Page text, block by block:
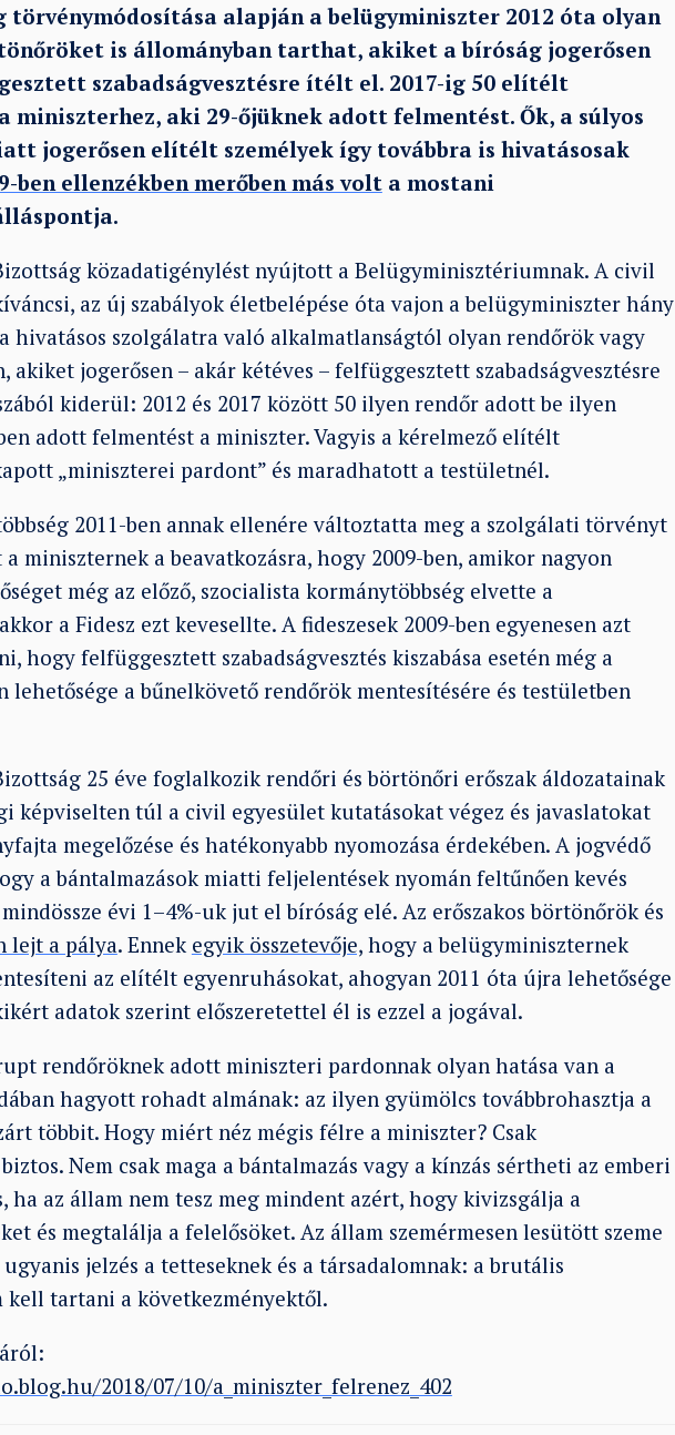
törvénymódosítása alapján a belügyminiszter 2012 óta olyan
is állományban tarthat, akiket a bíróság jogerősen
szabadságvesztésre ítélt el. 2017-ig 50 elítélt
miniszterhez, aki 29-őjüknek adott felmentést. Ők, a súlyos
jogerősen elítélt személyek így továbbra is hivatásosak
ben ellenzékben merőben más volta mostani
közadatigénylést nyújtott a Belügyminisztériumnak. A civil
az új szabályok életbelépése óta vajon a belügyminiszter hány
hivatásos szolgálatra való alkalmatlanságtól olyan rendőrök vagy
akiket jogerősen – akár kétéves – felfüggesztett szabadságvesztésre
kiderül: 2012 és 2017 között 50 ilyen rendőr adott be ilyen
adott felmentést a miniszter. Vagyis a kérelmező elítélt
„miniszterei pardont” és maradhatott a testületnél.
2011-ben annak ellenére változtatta meg a szolgálati törvényt
miniszternek a beavatkozásra, hogy 2009-ben, amikor nagyon
még az előző, szocialista kormánytöbbség elvette a
a Fidesz ezt kevesellte. A fideszesek 2009-ben egyenesen azt
hogy felfüggesztett szabadságvesztés kiszabása esetén még a
lehetősége a bűnelkövető rendőrök mentesítésére és testületben
25 éve foglalkozik rendőri és börtönőri erőszak áldozatainak
képviselten túl a civil egyesület kutatásokat végez és javaslatokat
megelőzése és hatékonyabb nyomozása érdekében. A jogvédő
a bántalmazások miatti feljelentések nyomán feltűnően kevés
évi 1–4%-uk jut el bíróság elé. Az erőszakos börtönőrök és
lejt a pálya. Ennek egyik összetevője,hogy a belügyminiszternek
az elítélt egyenruhásokat, ahogyan 2011 óta újra lehetősége
adatok szerint előszeretettel él is ezzel a jogával.
rendőröknek adott miniszteri pardonnak olyan hatása van a
hagyott rohadt almának: az ilyen gyümölcs továbbrohasztja a
többit. Hogy miért néz mégis félre a miniszter? Csak
Nem csak maga a bántalmazás vagy a kínzás sértheti az emberi
ha az állam nem tesz meg mindent azért, hogy kivizsgálja a
és megtalálja a felelősöket. Az állam szemérmesen lesütött szeme
jelzés a tetteseknek és a társadalomnak: a brutális
kell tartani a következményektől.
2018/07/10/a_miniszter_felrenez_402